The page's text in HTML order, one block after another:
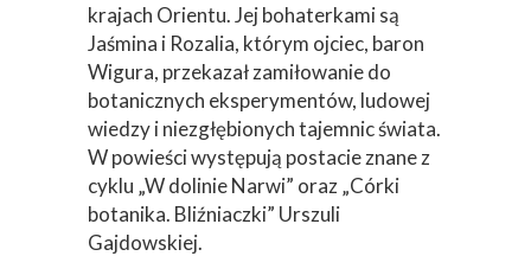
krajach Orientu. Jej bohaterkami są
Jaśmina i Rozalia, którym ojciec, baron
Wigura, przekazał zamiłowanie do
botanicznych eksperymentów, ludowej
wiedzy i niezgłębionych tajemnic świata.
W powieści występują postacie znane z
cyklu „W dolinie Narwi” oraz „Córki
botanika. Bliźniaczki” Urszuli
Gajdowskiej.